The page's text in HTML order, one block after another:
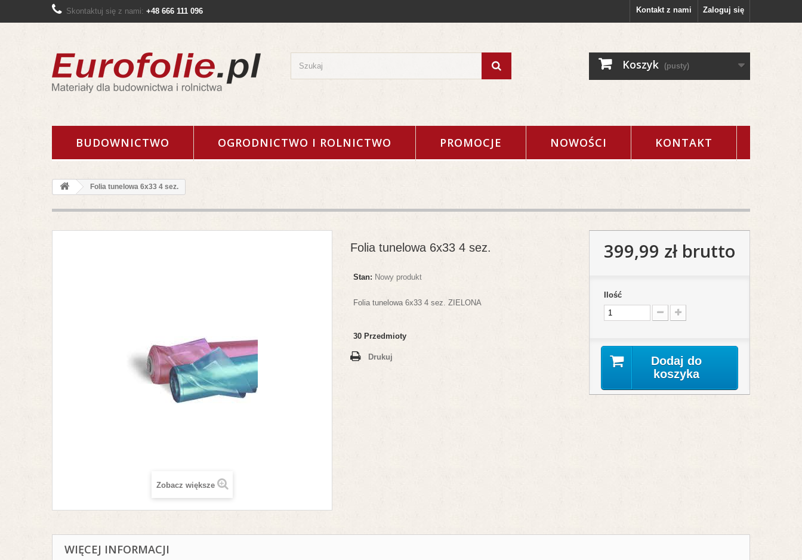
Zaloguj się
Kontakt z nami
Skontaktuj się z nami: +48 666 111 096
Koszyk (pusty)
BUDOWNICTWO OGRODNICTWO I ROLNICTWO PROMOCJE NOWOŚCI KONTAKT
Folia tunelowa 6x33 4 sez.
Zobacz większe
Folia tunelowa 6x33 4 sez.
Stan: Nowy produkt
Folia tunelowa 6x33 4 sez. ZIELONA
30 Przedmioty
Drukuj
399,99 złbrutto
Ilość
Dodaj do
koszyka
WIĘCEJ INFORMACJI